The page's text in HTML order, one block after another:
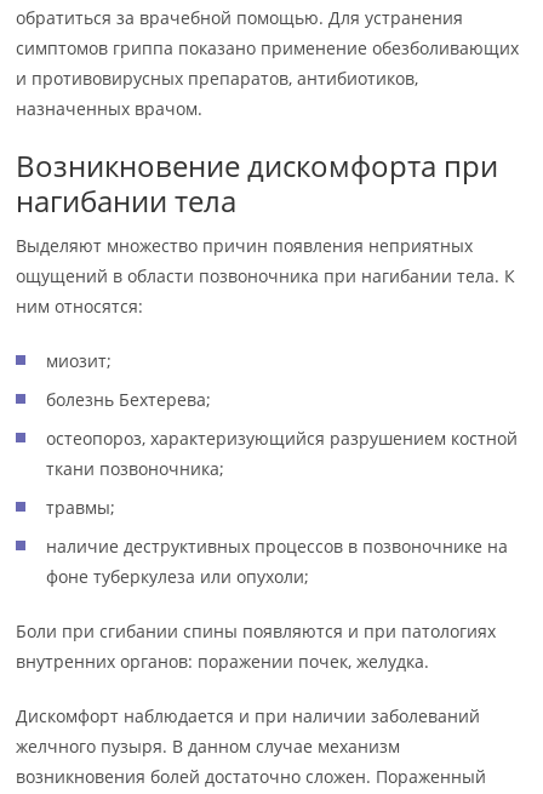
обратиться за врачебной помощью. Для устранения
симптомов гриппа показано применение обезболивающих
и противовирусных препаратов, антибиотиков,
назначенных врачом.
Возникновение дискомфорта при
нагибании тела
Выделяют множество причин появления неприятных
ощущений в области позвоночника при нагибании тела. К
ним относятся:
миозит;
болезнь Бехтерева;
остеопороз, характеризующийся разрушением костной
ткани позвоночника;
травмы;
наличие деструктивных процессов в позвоночнике на
фоне туберкулеза или опухоли;
Боли при сгибании спины появляются и при патологиях
внутренних органов: поражении почек, желудка.
Дискомфорт наблюдается и при наличии заболеваний
желчного пузыря. В данном случае механизм
возникновения болей достаточно сложен. Пораженный